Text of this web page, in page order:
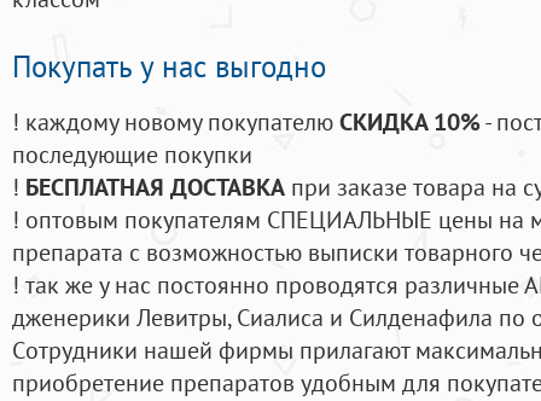
Покупать у нас выгодно
! каждому новому покупателюСКИДКА 10%-
последующие покупки
! БЕСПЛАТНАЯ ДОСТАВКА при заказе товара на
! оптовым покупателям СПЕЦИАЛЬНЫЕ цены на
препарата с возможностью выписки товарного
! так же у нас постоянно проводятся
дженерики Левитры, Сиалиса и Силденафила по
Cотрудники нашей фирмы прилагают
приобретение препаратов удобным для